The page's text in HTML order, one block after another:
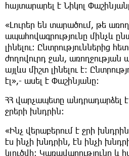
հայտարարել է Նիկոլ
«Լուրեր են տարածում, թե
ապահովագրությունը մինչև
լինելու։ Ընտրություններից
ժողովուրդ ջան, առողջության
այլևս միշտ լինելու է։
էլ»,- ասել է Փաշինյանը։
ՀՀ վարչապետը անդրադարձել
ջրերի խնդրին։
«Ինչ վերաբերում է ջրի
էս ինչի խնդրին, էն ինչի
կլուծվի։ Կառավարությունը և